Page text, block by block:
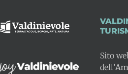
Sito
dell’